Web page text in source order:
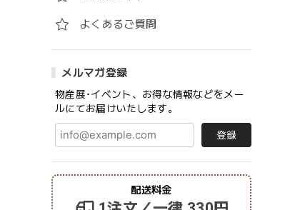
よくあるご質問
メルマガ登録
物産展･イベント、お得な情報などをメー
ルにてお届けいたします。
登録
配送料金